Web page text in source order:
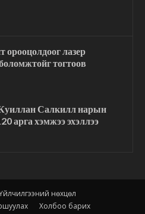
орооцолдоог лазер
тогтоов
Салкилл нарын
арга хэмжээ эхэллээ
нөхцөл
Холбоо барих